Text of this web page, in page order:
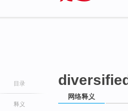
目录
释义
网络释义